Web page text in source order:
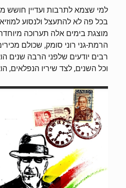
למי שצמא לתרבות ועדיין חושש
בכל פה לא להתעצל ולנסוע
מוצגת בימים אלה תערוכה
הרמת-גני רוני סומק, שכולם
רבים יודעים שלפני הרבה שנים
וכל השנים, לצד שיריו הנפלאים,